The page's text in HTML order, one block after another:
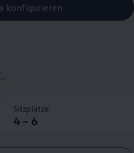
konfigurieren
Sitzplätze
4 – 6